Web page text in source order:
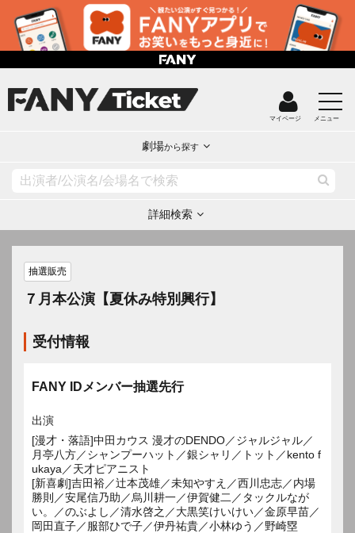
マイページ メニュー
劇場から探す
詳細検索
抽選販売
７月本公演【夏休み特別興行】
受付情報
FANY IDメンバー抽選先行
出演
[漫才・落語]中田カウス 漫才のDENDO／ジャルジャル／
月亭八方／シャンプーハット／銀シャリ／トット／kento f
ukaya／天才ピアニスト
[新喜劇]吉田裕／辻本茂雄／未知やすえ／西川忠志／内場
勝則／安尾信乃助／烏川耕一／伊賀健二／タックルなが
い。／のぶよし／清水啓之／大黒笑けいけい／金原早苗／
岡田直子／服部ひで子／伊丹祐貴／小林ゆう／野崎塁